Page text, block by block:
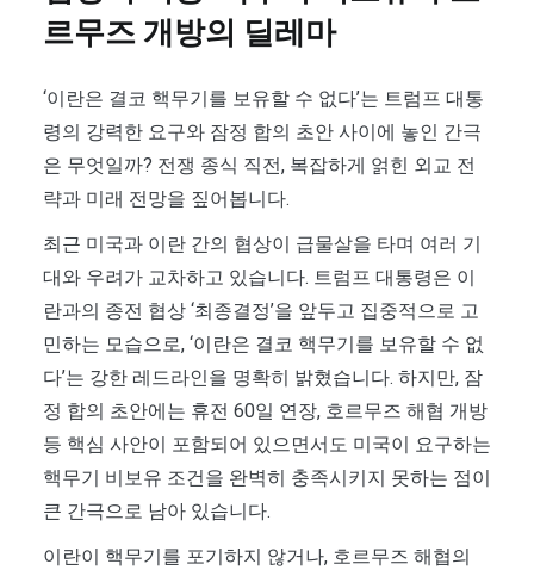
르무즈 개방의 딜레마
‘이란은 결코 핵무기를 보유할 수 없다’는 트럼프 대통
령의 강력한 요구와 잠정 합의 초안 사이에 놓인 간극
은 무엇일까? 전쟁 종식 직전, 복잡하게 얽힌 외교 전
략과 미래 전망을 짚어봅니다.
최근 미국과 이란 간의 협상이 급물살을 타며 여러 기
대와 우려가 교차하고 있습니다. 트럼프 대통령은 이
란과의 종전 협상 ‘최종결정’을 앞두고 집중적으로 고
민하는 모습으로, ‘이란은 결코 핵무기를 보유할 수 없
다’는 강한 레드라인을 명확히 밝혔습니다. 하지만, 잠
정 합의 초안에는 휴전 60일 연장, 호르무즈 해협 개방
등 핵심 사안이 포함되어 있으면서도 미국이 요구하는
핵무기 비보유 조건을 완벽히 충족시키지 못하는 점이
큰 간극으로 남아 있습니다.
이란이 핵무기를 포기하지 않거나, 호르무즈 해협의